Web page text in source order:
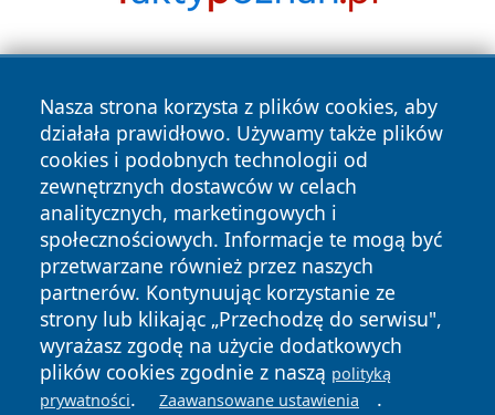
Nasza strona korzysta z plików cookies, aby
działała prawidłowo. Używamy także plików
cookies i podobnych technologii od
zewnętrznych dostawców w celach
analitycznych, marketingowych i
społecznościowych. Informacje te mogą być
przetwarzane również przez naszych
partnerów. Kontynuując korzystanie ze
strony lub klikając „Przechodzę do serwisu",
wyrażasz zgodę na użycie dodatkowych
plików cookies zgodnie z naszą polityką
prywatności. Zaawansowane ustawienia .
Copyright © 2026 olkuszonline.pl Wszystkie prawa
zastrzeżone.
News Autorzy
Polityka
Prywatności
Polityka
Cookies